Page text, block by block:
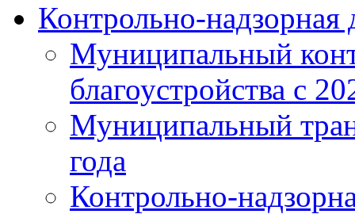
Контрольно-надзорная
Муниципальный
благоустройства с
Муниципальный
года
Контрольно-